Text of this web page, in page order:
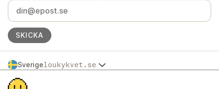
SKICKA
Sverigeloukykvet.se
Slovensko
© 2016 →